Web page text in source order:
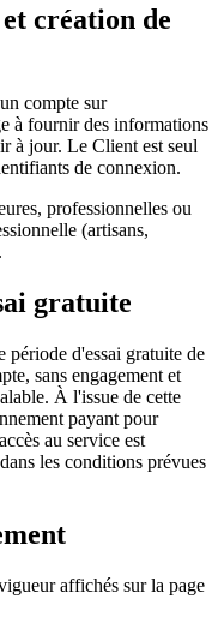
création de
compte sur
à fournir des informations
à jour. Le Client est seul
de connexion.
professionnelles ou
(artisans,
gratuite
d'essai gratuite de
sans engagement et
À l'issue de cette
payant pour
au service est
les conditions prévues
affichés sur la page